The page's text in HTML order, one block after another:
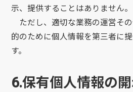
示、提供することはありません。
ただし、適切な業務の運営そ
的のために個人情報を第三者に
す。
6.保有個人情報の